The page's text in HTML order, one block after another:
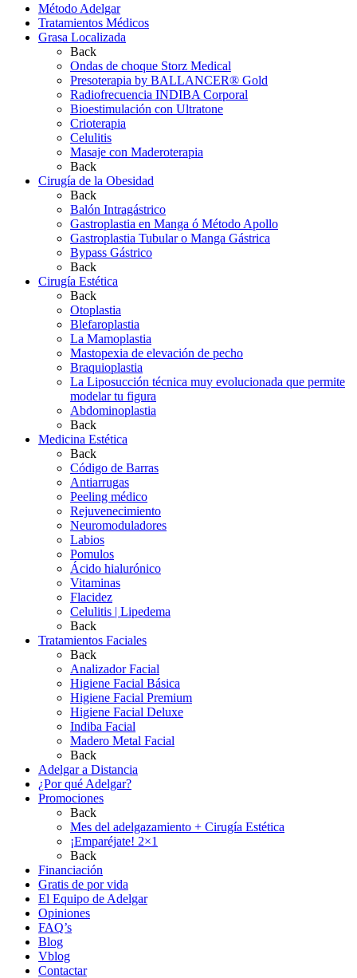
Método Adelgar
Tratamientos Médicos
Grasa Localizada
Back
Ondas de choque Storz Medical
Presoterapia by BALLANCER® Gold
Radiofrecuencia INDIBA Corporal
Bioestimulación con Ultratone
Crioterapia
Celulitis
Masaje con Maderoterapia
Back
Cirugía de la Obesidad
Back
Balón Intragástrico
Gastroplastia en Manga ó Método Apollo
Gastroplastia Tubular o Manga Gástrica
Bypass Gástrico
Back
Cirugía Estética
Back
Otoplastia
Blefaroplastia
La Mamoplastia
Mastopexia de elevación de pecho
Braquioplastia
La Liposucción técnica muy evolucionada que permite
modelar tu figura
Abdominoplastia
Back
Medicina Estética
Back
Código de Barras
Antiarrugas
Peeling médico
Rejuvenecimiento
Neuromoduladores
Labios
Pomulos
Ácido hialurónico
Vitaminas
Flacidez
Celulitis | Lipedema
Back
Tratamientos Faciales
Back
Analizador Facial
Higiene Facial Básica
Higiene Facial Premium
Higiene Facial Deluxe
Indiba Facial
Madero Metal Facial
Back
Adelgar a Distancia
¿Por qué Adelgar?
Promociones
Back
Mes del adelgazamiento + Cirugía Estética
¡Emparéjate! 2×1
Back
Financiación
Gratis de por vida
El Equipo de Adelgar
Opiniones
FAQ’s
Blog
Vblog
Contactar